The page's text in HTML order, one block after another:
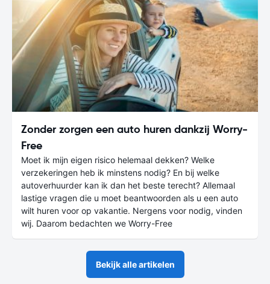
Zonder zorgen een auto huren dankzij Worry-
Free
Moet ik mijn eigen risico helemaal dekken? Welke
verzekeringen heb ik minstens nodig? En bij welke
autoverhuurder kan ik dan het beste terecht? Allemaal
lastige vragen die u moet beantwoorden als u een auto
wilt huren voor op vakantie. Nergens voor nodig, vinden
wij. Daarom bedachten we Worry-Free
Bekijk alle artikelen